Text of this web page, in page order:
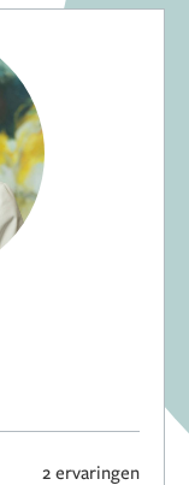
2 ervaringen